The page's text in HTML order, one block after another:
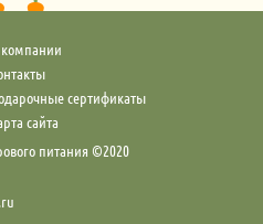
сертификаты
сайта
питания ©2020